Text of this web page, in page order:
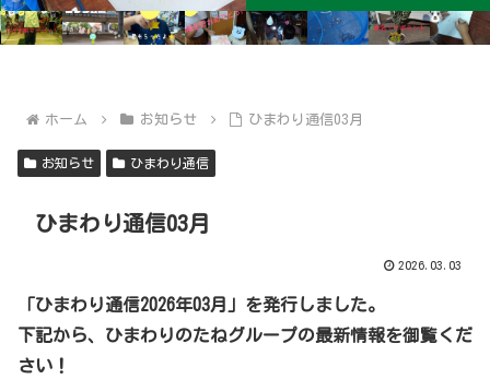
ホーム お知らせ ひまわり通信03月
お知らせ ひまわり通信
ひまわり通信03月
2026.03.03
「ひまわり通信2026年03月」を発行しました。
下記から、ひまわりのたねグループの最新情報を御覧くだ
さい！